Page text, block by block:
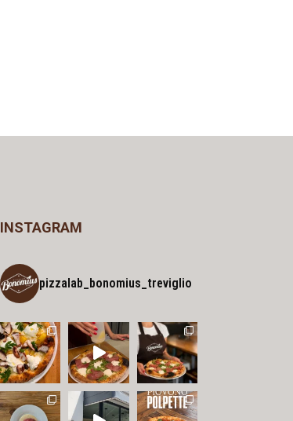
INSTAGRAM
pizzalab_bonomius_treviglio